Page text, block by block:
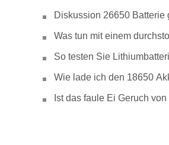
Diskussion 26650 Batterie
Was tun mit einem
So testen Sie
Wie lade ich den 18650
Ist das faule Ei Geruch